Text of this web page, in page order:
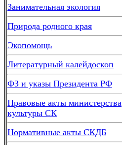
Занимательная экология
Природа родного края
Экопомощь
Литературный калейдоскоп
ФЗ и указы Президента РФ
Правовые акты министерства
культуры СК
Нормативные акты СКДБ